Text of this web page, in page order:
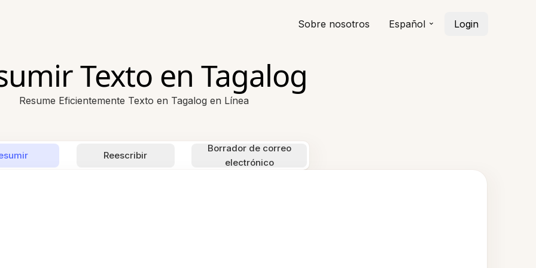
Sobre nosotros Español Login
Texto en Tagalog
Resume Eficientemente Texto en Tagalog en Línea
Reescribir
Borrador de correo
electrónico